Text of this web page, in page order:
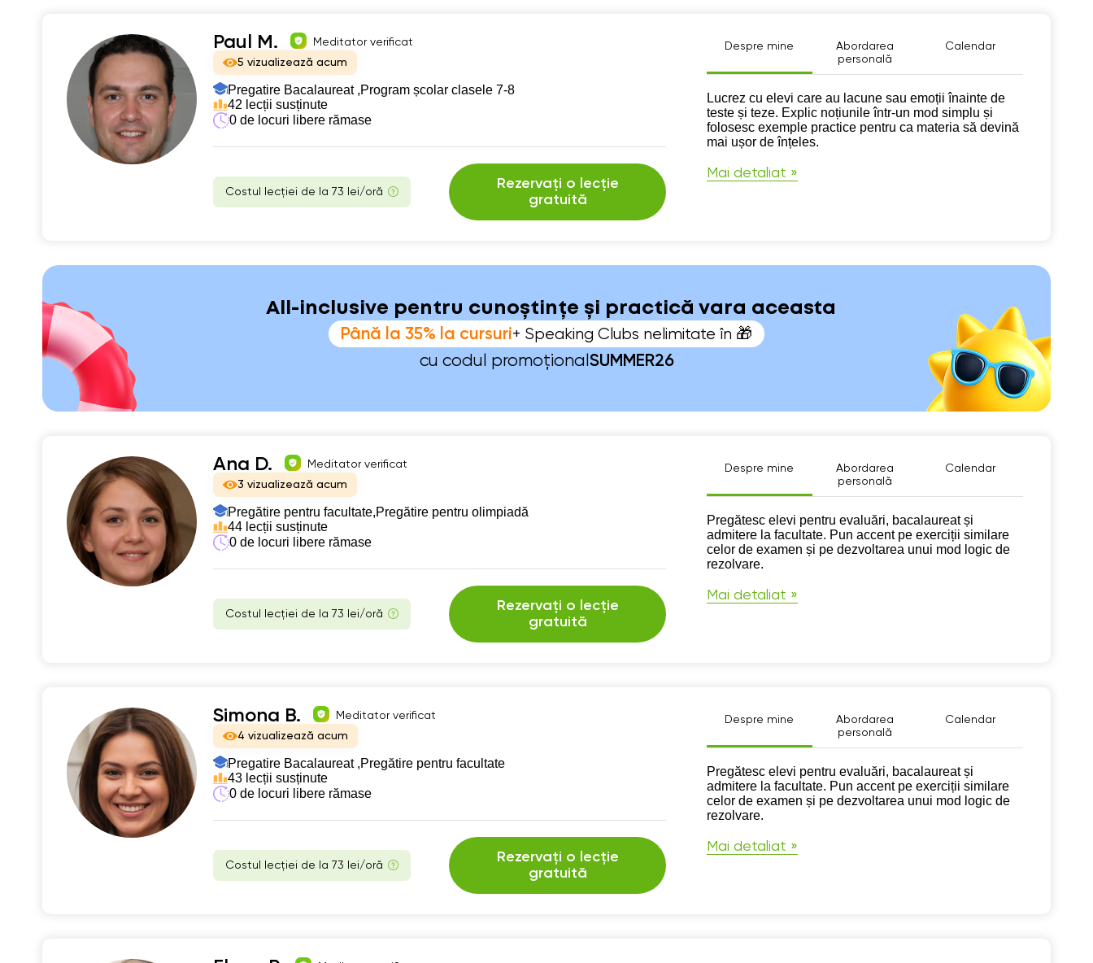
Paul M.
Meditator verificat
5 vizualizează acum
Pregatire Bacalaureat ,Program școlar clasele 7-8
42 lecții susținute
0 de locuri libere rămase
Costul lecției de la 73 lei/oră
Rezervați o lecție
gratuită
Despre mine
Abordarea
personală
Calendar
Despre mine
Lucrez cu elevi care au lacune sau emoții înainte de
teste și teze. Explic noțiunile într-un mod simplu și
folosesc exemple practice pentru ca materia să devină
mai ușor de înțeles.
Mai detaliat »
All-inclusive pentru cunoștințe și practică vara aceasta
Până la 35% la cursuri+ Speaking Clubs nelimitate în 🎁
cu codul promoțional SUMMER26
Ana D.
Meditator verificat
3 vizualizează acum
Pregătire pentru facultate,Pregătire pentru olimpiadă
44 lecții susținute
0 de locuri libere rămase
Costul lecției de la 73 lei/oră
Rezervați o lecție
gratuită
Despre mine
Abordarea
personală
Calendar
Despre mine
Pregătesc elevi pentru evaluări, bacalaureat și
admitere la facultate. Pun accent pe exerciții similare
celor de examen și pe dezvoltarea unui mod logic de
rezolvare.
Mai detaliat »
Simona B.
Meditator verificat
4 vizualizează acum
Pregatire Bacalaureat ,Pregătire pentru facultate
43 lecții susținute
0 de locuri libere rămase
Costul lecției de la 73 lei/oră
Rezervați o lecție
gratuită
Despre mine
Abordarea
personală
Calendar
Despre mine
Pregătesc elevi pentru evaluări, bacalaureat și
admitere la facultate. Pun accent pe exerciții similare
celor de examen și pe dezvoltarea unui mod logic de
rezolvare.
Mai detaliat »